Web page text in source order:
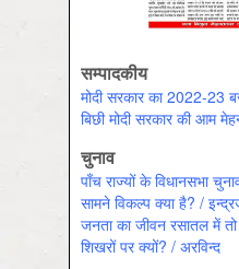
सम्पादकीय
मोदी सरकार का 2022-23
बिछी मोदी सरकार की आम
चुनाव
पाँच राज्यों के विधानसभा
सामने विकल्प क्या है? /
जनता का जीवन रसातल में तो
शिखरों पर क्यों? / अरविन्द